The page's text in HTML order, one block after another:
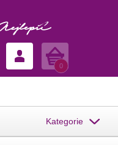
Košík
0
Kategorie